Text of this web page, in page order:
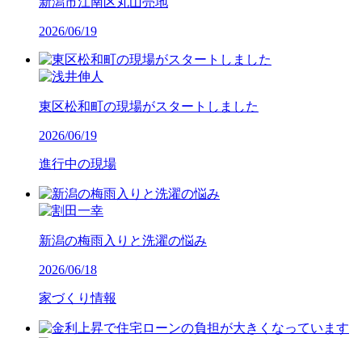
2026/06/19
東区松和町の現場がスタートしました
2026/06/19
進行中の現場
新潟の梅雨入りと洗濯の悩み
2026/06/18
家づくり情報